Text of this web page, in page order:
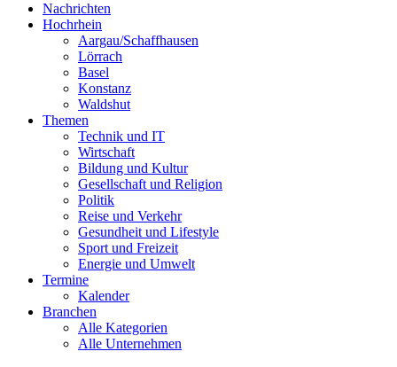
Nachrichten
Hochrhein
Aargau/Schaffhausen
Lörrach
Basel
Konstanz
Waldshut
Themen
Technik und IT
Wirtschaft
Bildung und Kultur
Gesellschaft und Religion
Politik
Reise und Verkehr
Gesundheit und Lifestyle
Sport und Freizeit
Energie und Umwelt
Termine
Kalender
Branchen
Alle Kategorien
Alle Unternehmen